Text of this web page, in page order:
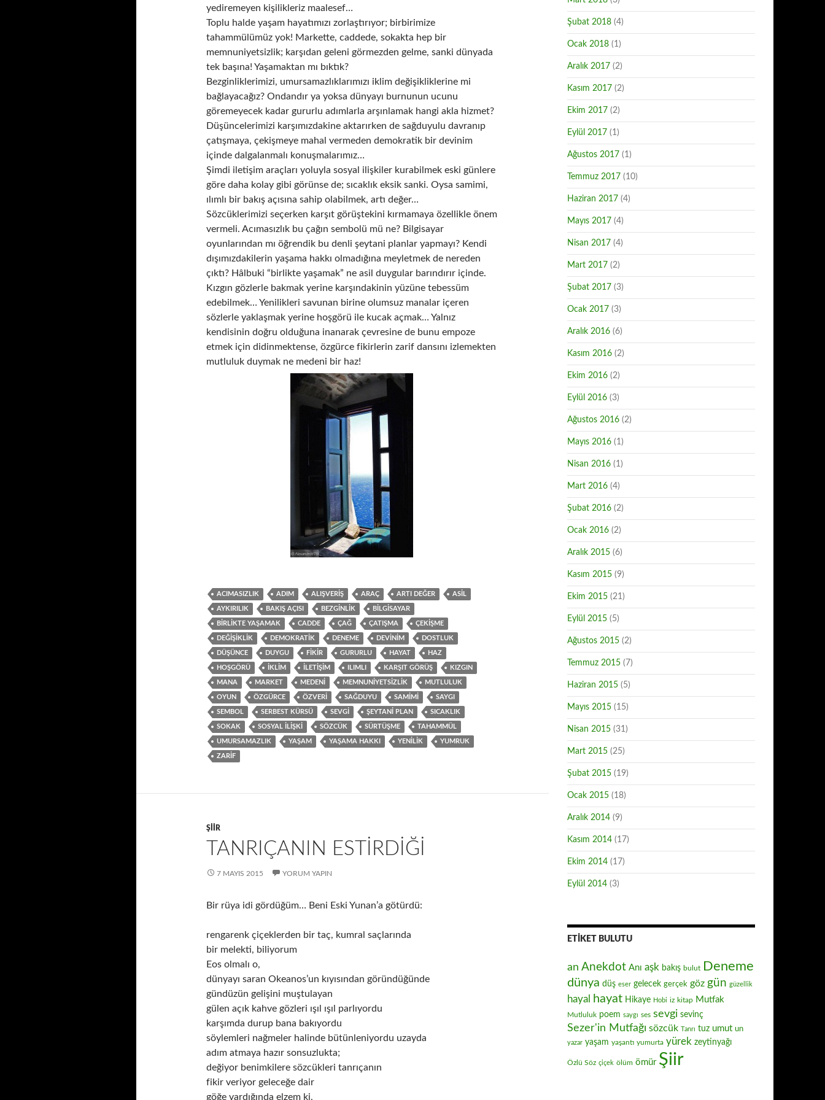
yediremeyen kişilikleriz maalesef…
Toplu halde yaşam hayatımızı zorlaştırıyor; birbirimize
tahammülümüz yok! Markette, caddede, sokakta hep bir
memnuniyetsizlik; karşıdan geleni görmezden gelme, sanki dünyada
tek başına! Yaşamaktan mı bıktık?
Bezginliklerimizi, umursamazlıklarımızı iklim değişikliklerine mi
bağlayacağız? Ondandır ya yoksa dünyayı burnunun ucunu
göremeyecek kadar gururlu adımlarla arşınlamak hangi akla hizmet?
Düşüncelerimizi karşımızdakine aktarırken de sağduyulu davranıp
çatışmaya, çekişmeye mahal vermeden demokratik bir devinim
içinde dalgalanmalı konuşmalarımız…
Şimdi iletişim araçları yoluyla sosyal ilişkiler kurabilmek eski günlere
göre daha kolay gibi görünse de; sıcaklık eksik sanki. Oysa samimi,
ılımlı bir bakış açısına sahip olabilmek, artı değer…
Sözcüklerimizi seçerken karşıt görüştekini kırmamaya özellikle önem
vermeli. Acımasızlık bu çağın sembolü mü ne? Bilgisayar
oyunlarından mı öğrendik bu denli şeytani planlar yapmayı? Kendi
dışımızdakilerin yaşama hakkı olmadığına meyletmek de nereden
çıktı? Hâlbuki “birlikte yaşamak” ne asil duygular barındırır içinde.
Kızgın gözlerle bakmak yerine karşındakinin yüzüne tebessüm
edebilmek… Yenilikleri savunan birine olumsuz manalar içeren
sözlerle yaklaşmak yerine hoşgörü ile kucak açmak… Yalnız
kendisinin doğru olduğuna inanarak çevresine de bunu empoze
etmek için didinmektense, özgürce fikirlerin zarif dansını izlemekten
mutluluk duymak ne medeni bir haz!
ACIMASIZLIK ADIM ALIŞVERIŞ ARAÇ ARTI DEĞER ASIL
AYKIRILIK BAKIŞ AÇISI BEZGINLIK BILGISAYAR
BIRLIKTE YAŞAMAK CADDE ÇAĞ ÇATIŞMA ÇEKIŞME
DEĞIŞIKLIK DEMOKRATIK DENEME DEVINIM DOSTLUK
DÜŞÜNCE DUYGU FIKIR GURURLU HAYAT HAZ
HOŞGÖRÜ IKLIM ILETIŞIM ILIMLI KARŞIT GÖRÜŞ KIZGIN
MANA MARKET MEDENI MEMNUNIYETSIZLIK MUTLULUK
OYUN ÖZGÜRCE ÖZVERI SAĞDUYU SAMIMI SAYGI
SEMBOL SERBEST KÜRSÜ SEVGI ŞEYTANI PLAN SICAKLIK
SOKAK SOSYAL ILIŞKI SÖZCÜK SÜRTÜŞME TAHAMMÜL
UMURSAMAZLIK YAŞAM YAŞAMA HAKKI YENILIK YUMRUK
ZARIF
ŞIIR
TANRIÇANIN ESTIRDIĞI
7 MAYIS 2015 YORUM YAPIN
Bir rüya idi gördüğüm… Beni Eski Yunan’a götürdü:
rengarenk çiçeklerden bir taç, kumral saçlarında
bir melekti, biliyorum
Eos olmalı o,
dünyayı saran Okeanos’un kıyısından göründüğünde
gündüzün gelişini muştulayan
gülen açık kahve gözleri ışıl ışıl parlıyordu
karşımda durup bana bakıyordu
söylemleri nağmeler halinde bütünleniyordu uzayda
adım atmaya hazır sonsuzlukta;
değiyor benimkilere sözcükleri tanrıçanın
fikir veriyor geleceğe dair
göğe vardığında elzem ki,
Şubat 2018 (4)
Ocak 2018 (1)
Aralık 2017 (2)
Kasım 2017 (2)
Ekim 2017 (2)
Eylül 2017 (1)
Ağustos 2017 (1)
Temmuz 2017 (10)
Haziran 2017 (4)
Mayıs 2017 (4)
Nisan 2017 (4)
Mart 2017 (2)
Şubat 2017 (3)
Ocak 2017 (3)
Aralık 2016 (6)
Kasım 2016 (2)
Ekim 2016 (2)
Eylül 2016 (3)
Ağustos 2016 (2)
Mayıs 2016 (1)
Nisan 2016 (1)
Mart 2016 (4)
Şubat 2016 (2)
Ocak 2016 (2)
Aralık 2015 (6)
Kasım 2015 (9)
Ekim 2015 (21)
Eylül 2015 (5)
Ağustos 2015 (2)
Temmuz 2015 (7)
Haziran 2015 (5)
Mayıs 2015 (15)
Nisan 2015 (31)
Mart 2015 (25)
Şubat 2015 (19)
Ocak 2015 (18)
Aralık 2014 (9)
Kasım 2014 (17)
Ekim 2014 (17)
Eylül 2014 (3)
ETIKET BULUTU
an Anekdot Anı aşk bakış bulut Deneme
dünya düş eser gelecek gerçek göz gün güzellik
hayal hayat Hikaye Hobi iz kitap Mutfak
Mutluluk poem saygı ses sevgi sevinç
Sezer'in Mutfağı sözcük Tanrı tuz umut un
yazar yaşam yaşantı yumurta yürek zeytinyağı
Özlü Söz çiçek ölüm ömür Şiir